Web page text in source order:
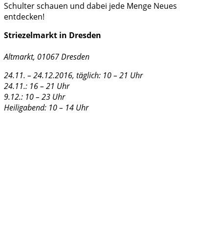
Schulter schauen und dabei jede Menge Neues
entdecken!
Striezelmarkt in Dresden
Altmarkt, 01067 Dresden
24.11. – 24.12.2016, täglich: 10 – 21 Uhr
24.11.: 16 – 21 Uhr
9.12.: 10 – 23 Uhr
Heiligabend: 10 – 14 Uhr